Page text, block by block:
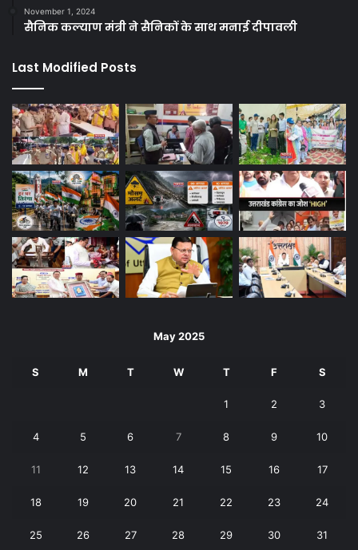
November 1, 2024
सैनिक कल्याण मंत्री ने सैनिकों के साथ मनाई दीपावली
Last Modified Posts
May 2025
S M T W T F S
1 2 3
4 5 6 7 8 9 10
11 12 13 14 15 16 17
18 19 20 21 22 23 24
25 26 27 28 29 30 31